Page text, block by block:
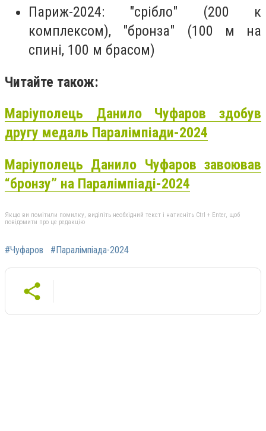
Париж-2024: "срібло" (200 к
комплексом), "бронза" (100 м на
спині, 100 м брасом)
Читайте також:
Маріуполець Данило Чуфаров здобув
другу медаль Паралімпіади-2024
Маріуполець Данило Чуфаров завоював
“бронзу” на Паралімпіаді-2024
Якщо ви помітили помилку, виділіть необхідний текст і натисніть Ctrl + Enter, щоб
повідомити про це редакцію
#Чуфаров #Паралімпіада-2024